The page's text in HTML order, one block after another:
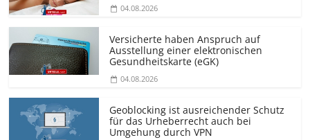
04.08.2026
Versicherte haben Anspruch auf
Ausstellung einer elektronischen
Gesundheitskarte (eGK)
04.08.2026
Geoblocking ist ausreichender Schutz
für das Urheberrecht auch bei
Umgehung durch VPN